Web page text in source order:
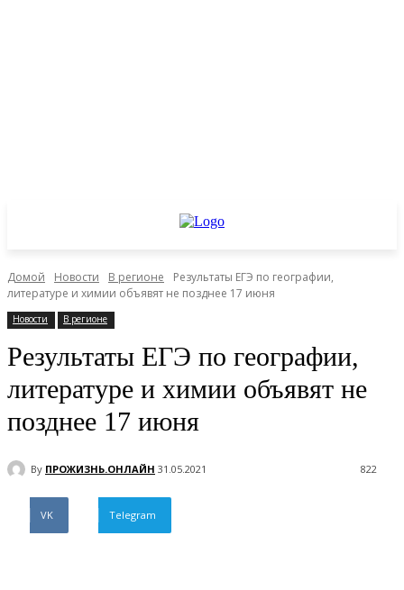
Домой Новости В регионе
Результаты ЕГЭ по географии,
литературе и химии объявят не позднее 17 июня
Новости В регионе
Результаты ЕГЭ по географии,
литературе и химии объявят не
позднее 17 июня
By ПРОЖИЗНЬ.ОНЛАЙН 31.05.2021 822
VK Telegram